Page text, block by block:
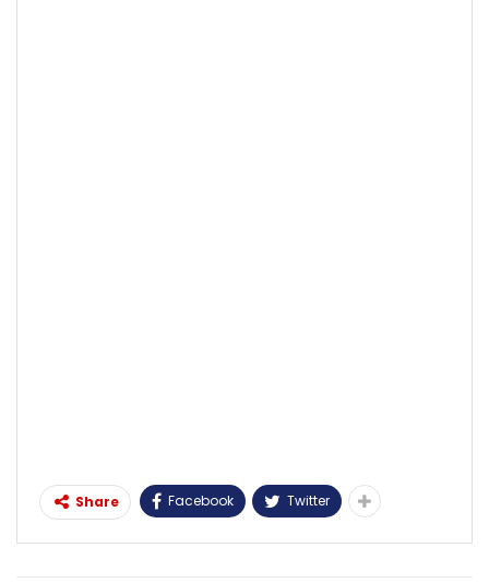
Share Facebook Twitter